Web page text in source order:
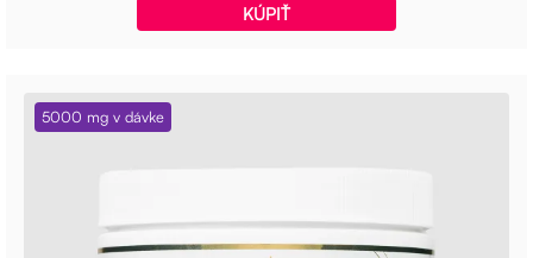
KÚPIŤ
5000 mg v dávke